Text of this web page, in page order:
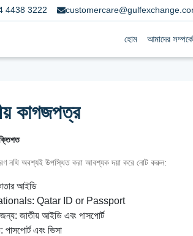
4438 3222
হোম আমাদের সম্পর্কে
কাগজপত্র
নথি অবশ্যই উপস্থিত করা আবশ্যক দয়া করে নোট করুন:
আইডি
Qatar ID or Passport
জন্য: জাতীয় আইডি এবং পাসপোর্ট
পাসপোর্ট এবং ভিসা